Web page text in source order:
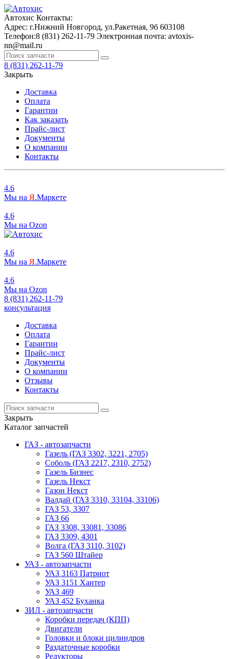
Автохис Контакты:
Адрес: г.Нижний Новгород, ул.Ракетная, 9б 603108
Телефон:8 (831) 262-11-79 Электронная почта: avtoxis-
nn@mail.ru
8 (831) 262-11-79
Закрыть
Доставка
Оплата
Гарантии
Как заказать
Прайс-лист
Документы
О компании
Контакты
4.6
Мы на Я.Маркете
4.6
Мы на Ozon
4.6
Мы на Я.Маркете
4.6
Мы на Ozon
8 (831) 262-11-79
консультация
Доставка
Оплата
Гарантии
Прайс-лист
Документы
О компании
Отзывы
Контакты
Закрыть
Каталог запчастей
ГАЗ - автозапчасти
Газель (ГАЗ 3302, 3221, 2705)
Соболь (ГАЗ 2217, 2310, 2752)
Газель Бизнес
Газель Некст
Газон Некст
Валдай (ГАЗ 3310, 33104, 33106)
ГАЗ 53, 3307
ГАЗ 66
ГАЗ 3308, 33081, 33086
ГАЗ 3309, 4301
Волга (ГАЗ 3110, 3102)
ГАЗ 560 Штайер
УАЗ - автозапчасти
УАЗ 3163 Патриот
УАЗ 3151 Хантер
УАЗ 469
УАЗ 452 Буханка
ЗИЛ - автозапчасти
Коробки передач (КПП)
Двигатели
Головки и блоки цилиндров
Раздаточные коробки
Редукторы